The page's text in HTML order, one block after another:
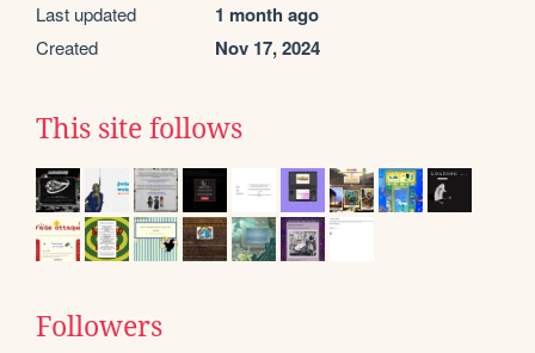
Last updated 1 month ago
Created Nov 17, 2024
This site follows
Followers